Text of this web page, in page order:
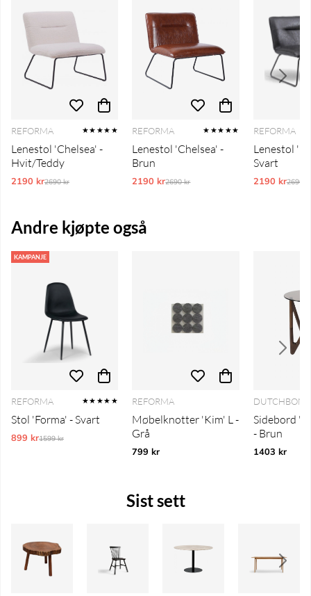
REFORMA ★★★★★
Lenestol 'Chelsea' -
Hvit/Teddy
2190 krOrdinarie pris:
2690 kr
REFORMA ★★★★★
Lenestol 'Chelsea' -
Brun
2190 krOrdinarie pris:
2690 kr
REFORMA
Lenestol
Svart
2190 kr2690 kr
Andre kjøpte også
KAMPANJE
REFORMA ★★★★★
Stol 'Forma' - Svart
899 krOrdinarie pris:
1599 kr
REFORMA
Møbelknotter 'Kim' L -
Grå
799 kr
Sidebord
- Brun
1403 kr
Sist sett